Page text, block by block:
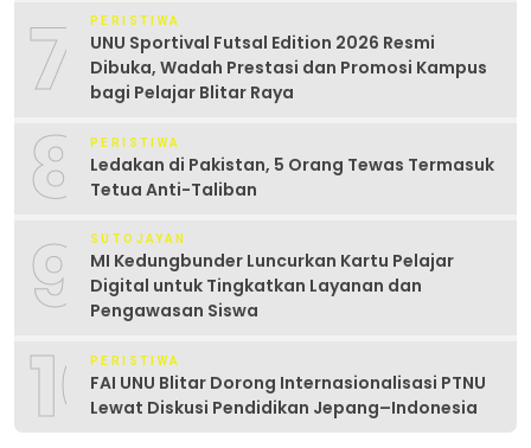
7 PERISTIWA
UNU Sportival Futsal Edition 2026 Resmi
Dibuka, Wadah Prestasi dan Promosi Kampus
bagi Pelajar Blitar Raya
8 PERISTIWA
Ledakan di Pakistan, 5 Orang Tewas Termasuk
Tetua Anti-Taliban
9 SUTOJAYAN
MI Kedungbunder Luncurkan Kartu Pelajar
Digital untuk Tingkatkan Layanan dan
Pengawasan Siswa
10PERISTIWA
FAI UNU Blitar Dorong Internasionalisasi PTNU
Lewat Diskusi Pendidikan Jepang–Indonesia